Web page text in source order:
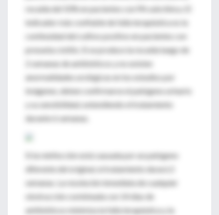
recaída del 50% en pacientes con PA subclínica. El
indicador más confiable de falla terapéutica es la
continuidad del cultivo positivo en pacientes con
presunta cistitis. Si se produce la recaída luego de
2 semanas de antibióticos y no existen
anormalidades urológicas en los estudios por
imágenes, deben confirmarse el patógeno urinario
y su sensibilidad, extendiendo el tratamiento
durante 6 semanas.
Si la reinfección está causada por un patógeno
diferente del original, el tratamiento durará 2
semanas. La resolución inmediata de cualquier
obstrucción combinada con 14 días de
antibióticos minimiza la falla terapéutica y la